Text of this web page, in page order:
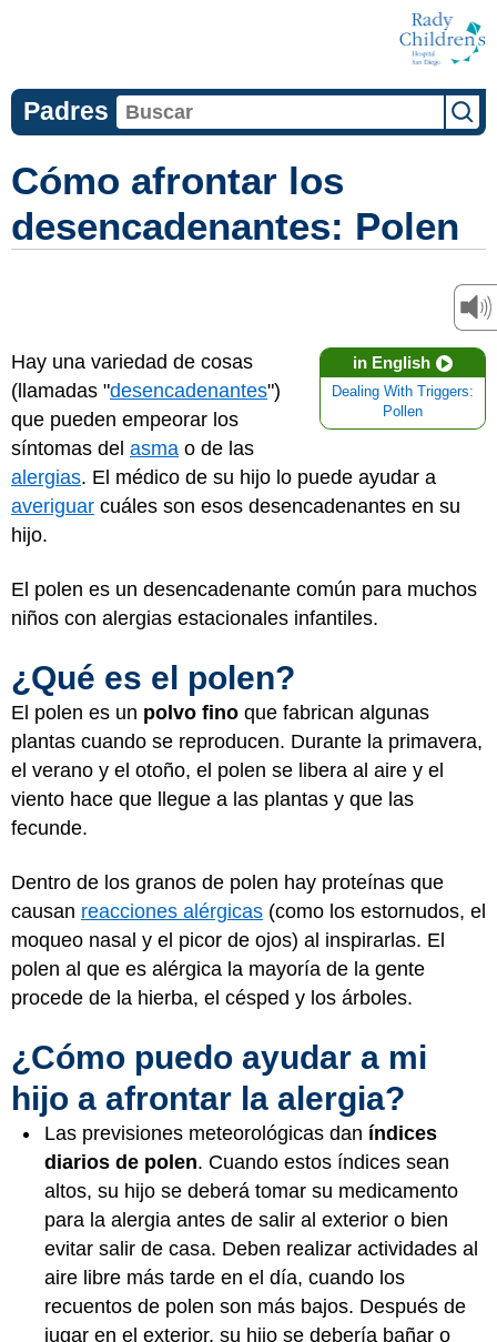
Padres
Cómo afrontar los
desencadenantes: Polen
in English
Dealing With Triggers:
Pollen
Hay una variedad de cosas
(llamadas "desencadenantes")
que pueden empeorar los
síntomas del asma o de las
alergias. El médico de su hijo lo puede ayudar a
averiguar cuáles son esos desencadenantes en su
hijo.
El polen es un desencadenante común para muchos
niños con alergias estacionales infantiles.
¿Qué es el polen?
El polen es un polvo fino que fabrican algunas
plantas cuando se reproducen. Durante la primavera,
el verano y el otoño, el polen se libera al aire y el
viento hace que llegue a las plantas y que las
fecunde.
Dentro de los granos de polen hay proteínas que
causan reacciones alérgicas (como los estornudos, el
moqueo nasal y el picor de ojos) al inspirarlas. El
polen al que es alérgica la mayoría de la gente
procede de la hierba, el césped y los árboles.
¿Cómo puedo ayudar a mi
hijo a afrontar la alergia?
Las previsiones meteorológicas dan índices
diarios de polen. Cuando estos índices sean
altos, su hijo se deberá tomar su medicamento
para la alergia antes de salir al exterior o bien
evitar salir de casa. Deben realizar actividades al
aire libre más tarde en el día, cuando los
recuentos de polen son más bajos. Después de
jugar en el exterior, su hijo se debería bañar o